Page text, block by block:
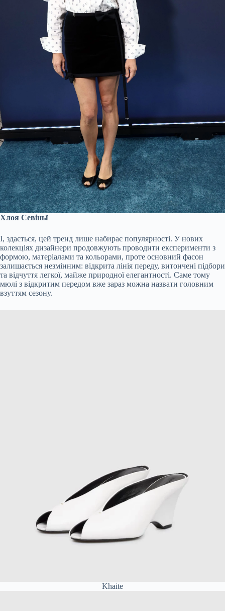
Хлоя Севіньї
І, здається, цей тренд лише набирає популярності. У нових
колекціях дизайнери продовжують проводити експерименти з
формою, матеріалами та кольорами, проте основний фасон
залишається незмінним: відкрита лінія переду, витончені підбори
та відчуття легкої, майже природної елегантності. Саме тому
мюлі з відкритим передом вже зараз можна назвати головним
взуттям сезону.
Khaite